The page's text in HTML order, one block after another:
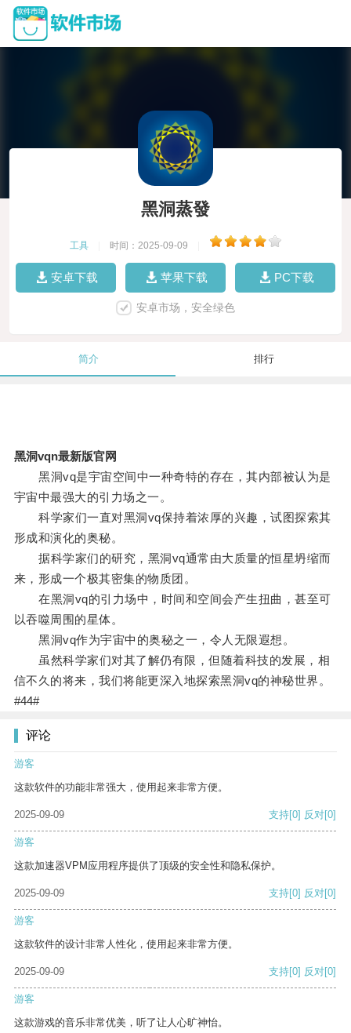
黑洞蒸發
工具 时间：2025-09-09
安卓下载 苹果下载 PC下载
安卓市场，安全绿色
简介 排行
黑洞vqn最新版官网
黑洞vq是宇宙空间中一种奇特的存在，其内部被认为是
宇宙中最强大的引力场之一。
科学家们一直对黑洞vq保持着浓厚的兴趣，试图探索其
形成和演化的奥秘。
据科学家们的研究，黑洞vq通常由大质量的恒星坍缩而
来，形成一个极其密集的物质团。
在黑洞vq的引力场中，时间和空间会产生扭曲，甚至可
以吞噬周围的星体。
黑洞vq作为宇宙中的奥秘之一，令人无限遐想。
虽然科学家们对其了解仍有限，但随着科技的发展，相
信不久的将来，我们将能更深入地探索黑洞vq的神秘世界。
#44#
评论
游客
这款软件的功能非常强大，使用起来非常方便。
2025-09-09 支持[0] 反对[0]
游客
这款加速器VPM应用程序提供了顶级的安全性和隐私保护。
2025-09-09 支持[0] 反对[0]
游客
这款软件的设计非常人性化，使用起来非常方便。
2025-09-09 支持[0] 反对[0]
游客
这款游戏的音乐非常优美，听了让人心旷神怡。